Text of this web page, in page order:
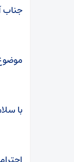
جناب
با